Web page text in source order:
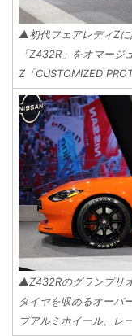
▲初代フェアレディZ
「Z432R」をオマージ
Z「CUSTOMIZED
▲Z432Rのグランプリ
タイヤを収めるオーバ
プアルミホイール、レ